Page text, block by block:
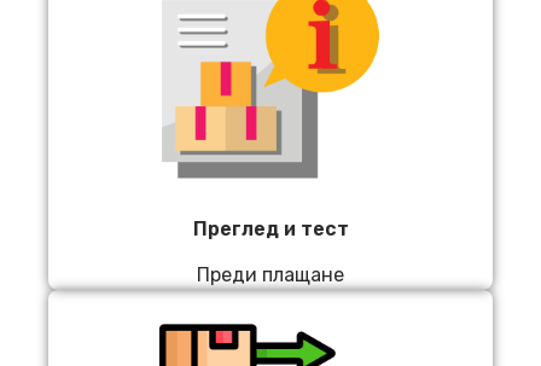
Преглед и тест
Преди плащане